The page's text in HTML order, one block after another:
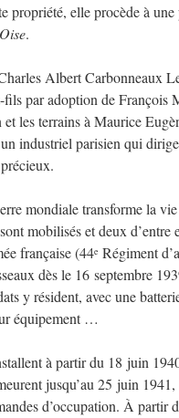
propriété, elle procède à
.
Albert Carbonneaux
par adoption de François
les terrains à Maurice
industriel parisien qui
mondiale transforme la
mobilisés et deux d’entre
française (44e Régiment
dès le 16 septembre
y résident, avec une
équipement …
à partir du 18 juin
jusqu’au 25 juin
d’occupation. À partir